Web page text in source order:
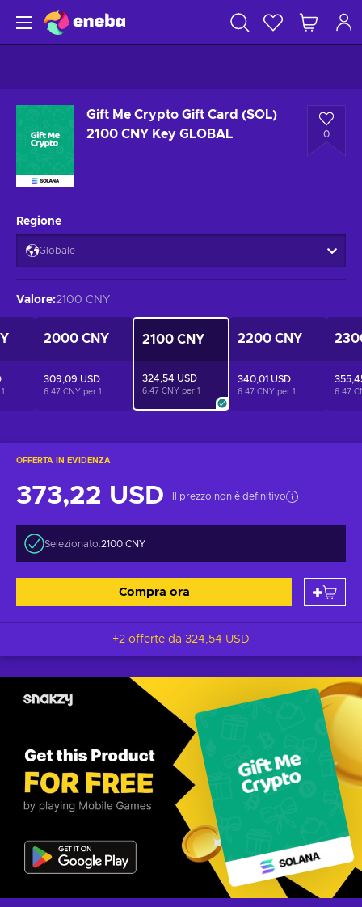
Gift Me Crypto Gift Card (SOL)
2100 CNY Key GLOBAL
0
OFFERTA IN EVIDENZA
373,22 USD Il prezzo non è definitivo
Selezionato:2100 CNY
Compra ora
+2 offerte da 324,54 USD
Regione
Globale
Valore:2100 CNY
1
2000 CNY
309,09 USD
6.47 CNY per 1
2100 CNY
324,54 USD
6.47 CNY per 1
2200 CNY
340,01 USD
6.47 CNY per 1 6.47